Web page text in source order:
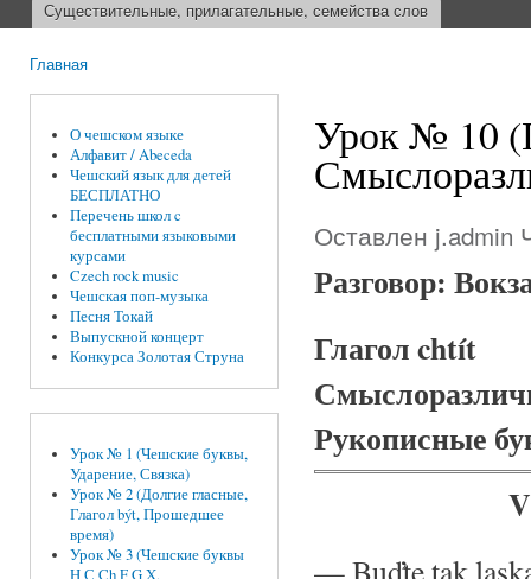
Существительные, прилагательные, семейства слов
Главная
О чешском языке
Алфавит / Abeceda
Чешский язык для детей
БЕСПЛАТНО
Перечень школ c
бесплатными языковыми
курсами
Czech rock music
Чешская поп-музыка
Песня Токай
Выпускной концерт
Конкурса Золотая Струна
Урок № 1 (Чешские буквы,
Ударение, Связка)
Урок № 2 (Долгие гласные,
Глагол být, Прошедшее
время)
Урок № 3 (Чешские буквы
Урок № 10
Оставлен j.admin
Разговор:
Глагол chtít
Рукописные